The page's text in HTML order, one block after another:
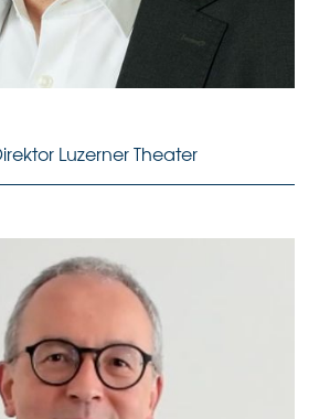
Luzerner Theater